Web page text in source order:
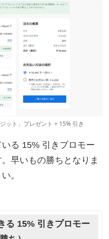
ット」プレゼント + 15% 引き
る 15% 引きプロモー
早いもの勝ちとなりま
。
る 15% 引きプロモー